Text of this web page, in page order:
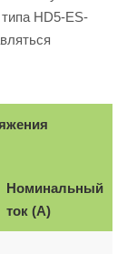
HD5-ES-
Номинальный
ток (A)